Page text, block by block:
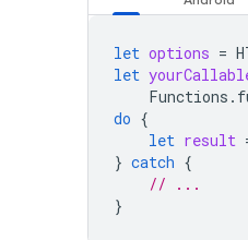
let options =
let
Functions .
do {
let result
} catch {
// ...
}